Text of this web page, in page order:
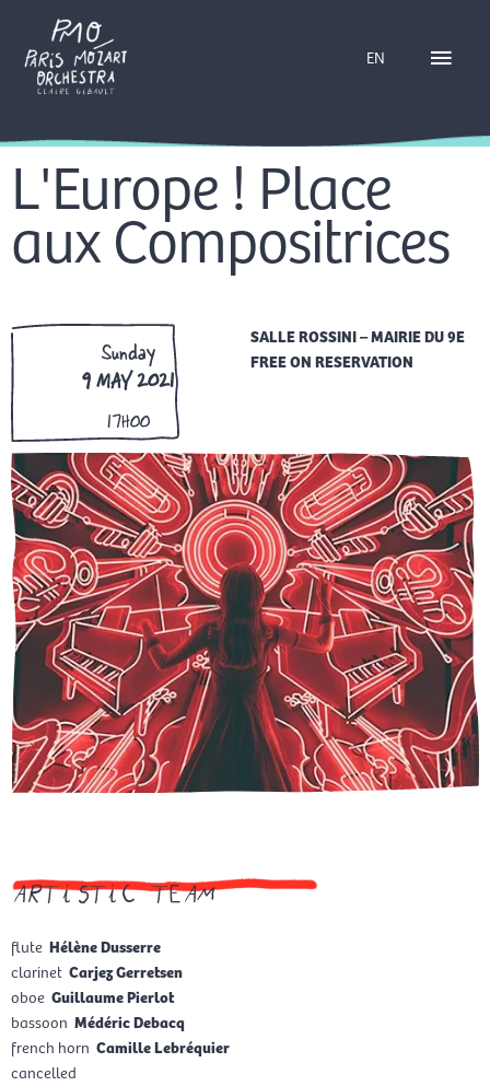
content
Menu
EN
L'Europe ! Place
aux Compositrices
Sunday
9 MAY 2021
17H00
SALLE ROSSINI – MAIRIE DU 9E
FREE ON RESERVATION
artistic team
flute Hélène Dusserre
clarinet Carjez Gerretsen
oboe Guillaume Pierlot
bassoon Médéric Debacq
french horn Camille Lebréquier
cancelled